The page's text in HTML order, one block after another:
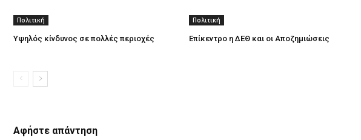
Πολιτική
Υψηλός κίνδυνος σε πολλές περιοχές
Πολιτική
Επίκεντρο η ΔΕΘ και οι Αποζημιώσεις
Αφήστε απάντηση